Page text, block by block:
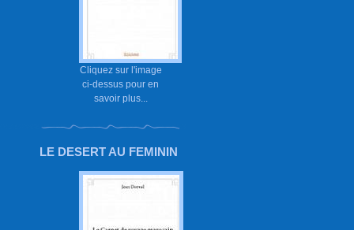
Cliquez sur l'image
ci-dessus pour en
savoir plus...
LE DESERT AU FEMININ